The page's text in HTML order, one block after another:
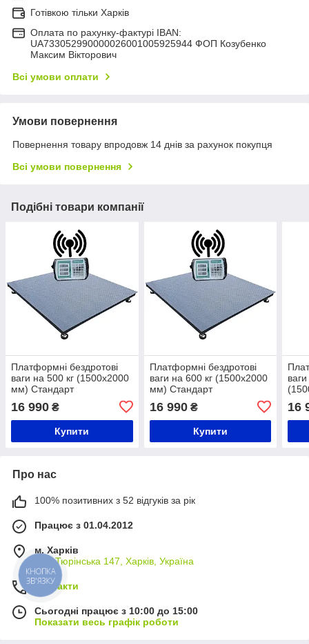
Готівкою тільки Харків
Оплата по рахунку-фактурі IBAN:
UA733052990000026001005925944 ФОП Козубенко
Максим Вікторович
Всі умови оплати
Умови повернення
Повернення товару впродовж 14 днів за рахунок покупця
Всі умови повернення
Подібні товари компанії
Платформні бездротові
ваги на 500 кг (1500х2000
мм) Стандарт
16 990 ₴
Купити
Платформні бездротові
ваги на 600 кг (1500х2000
мм) Стандарт
16 990₴
Купити
16
Про нас
100% позитивних з 52 відгуків за рік
Працює з 01.04.2012
м. Харків
вул. Тюрінська 147, Харків, Україна
Контакти
Сьогодні працює з 10:00 до 15:00
Показати весь графік роботи
КНОПКА
ЗВ'ЯЗКУ